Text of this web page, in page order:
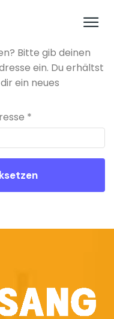
Bitte gib deinen
ein. Du erhältst
ein neues
*